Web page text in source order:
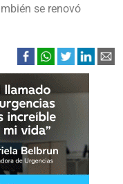
se renovó